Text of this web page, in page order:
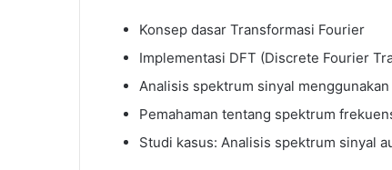
Konsep dasar Transformasi Fourier
Implementasi DFT (Discrete Fourier
Analisis spektrum sinyal menggunakan
Pemahaman tentang spektrum
Studi kasus: Analisis spektrum sinyal